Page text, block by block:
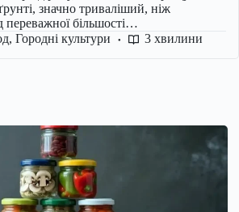
значно триваліший, ніж
переважної більшості…
, Городні культури 3 хвилини